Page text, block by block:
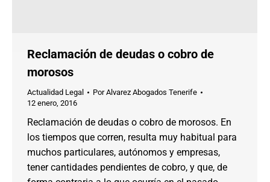
Reclamación de deudas o cobro de
morosos
Actualidad Legal PorAlvarez Abogados Tenerife
12 enero, 2016
Reclamación de deudas o cobro de morosos. En
los tiempos que corren, resulta muy habitual para
muchos particulares, autónomos y empresas,
tener cantidades pendientes de cobro, y que, de